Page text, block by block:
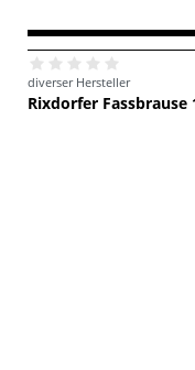
diverser Hersteller
Rixdorfer Fassbrause